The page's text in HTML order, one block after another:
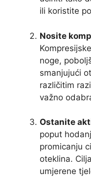
ili koristite
Nosite
noge,
smanjujući
različitim
važno
Ostanite
poput
promicanju
oteklina.
umjerene